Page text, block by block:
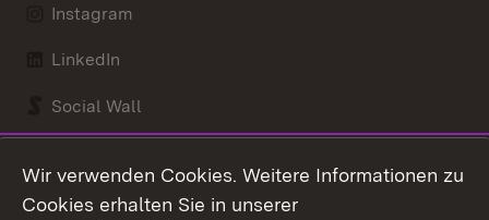
Instagram
LinkedIn
Social Wall
Wir verwenden Cookies. Weitere Informationen zu
Cookies erhalten Sie in unserer